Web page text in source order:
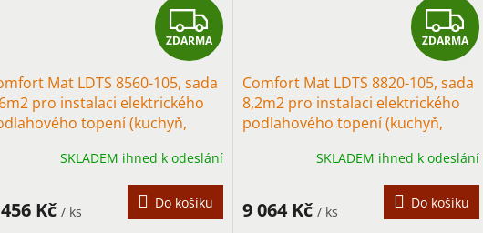
Z
D
A
M
A
ZDARMA
Mat LDTS 8560-105, sada
pro instalaci elektrického
topení (kuchyň,
SKLADEM ihned k odeslání
Kč / ks
Do košíku
Z
D
A
M
A
ZDARMA
Comfort Mat LDTS 8820-105, sada
8,2m2 pro instalaci elektrického
podlahového topení (kuchyň,
SKLADEM ihned k odeslání
9 064 Kč / ks
Do košíku